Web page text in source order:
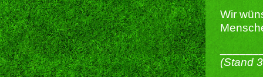
Wir
(Stand